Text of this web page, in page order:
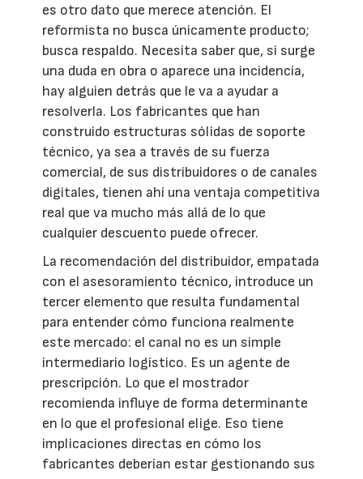
es otro dato que merece atención. El
reformista no busca únicamente producto;
busca respaldo. Necesita saber que, si surge
una duda en obra o aparece una incidencia,
hay alguien detrás que le va a ayudar a
resolverla. Los fabricantes que han
construido estructuras sólidas de soporte
técnico, ya sea a través de su fuerza
comercial, de sus distribuidores o de canales
digitales, tienen ahí una ventaja competitiva
real que va mucho más allá de lo que
cualquier descuento puede ofrecer.
La recomendación del distribuidor, empatada
con el asesoramiento técnico, introduce un
tercer elemento que resulta fundamental
para entender cómo funciona realmente
este mercado: el canal no es un simple
intermediario logístico. Es un agente de
prescripción. Lo que el mostrador
recomienda influye de forma determinante
en lo que el profesional elige. Eso tiene
implicaciones directas en cómo los
fabricantes deberían estar gestionando sus